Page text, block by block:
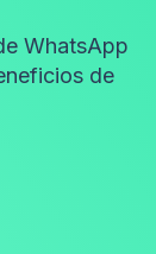
WhatsApp
de